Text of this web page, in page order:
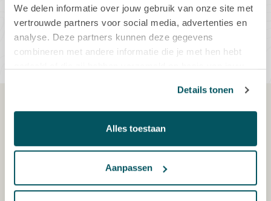
We delen informatie over jouw gebruik van onze site met
vertrouwde partners voor social media, advertenties en
analyse. Deze partners kunnen deze gegevens
combineren met andere informatie die je met hen hebt
Details tonen
Alles toestaan
Aanpassen
7383RN Voorst
shop@thermenresorts.nl